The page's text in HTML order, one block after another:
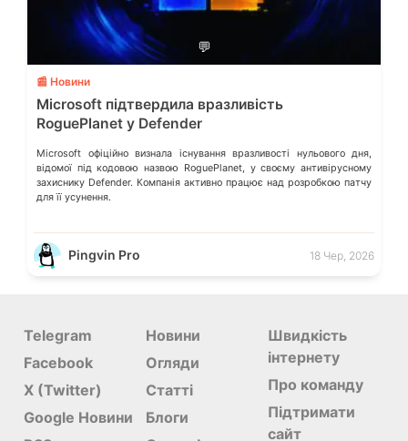
💬
📰 Новини
Microsoft підтвердила вразливість
RoguePlanet у Defender
Microsoft офіційно визнала існування вразливості нульового дня,
відомої під кодовою назвою RoguePlanet, у своєму антивірусному
захиснику Defender. Компанія активно працює над розробкою патчу
для її усунення.
Pingvin Pro 18 Чер, 2026
Telegram
Facebook
X (Twitter)
Google Новини
Новини
Огляди
Статті
Блоги
Швидкість
інтернету
Про команду
Підтримати
сайт